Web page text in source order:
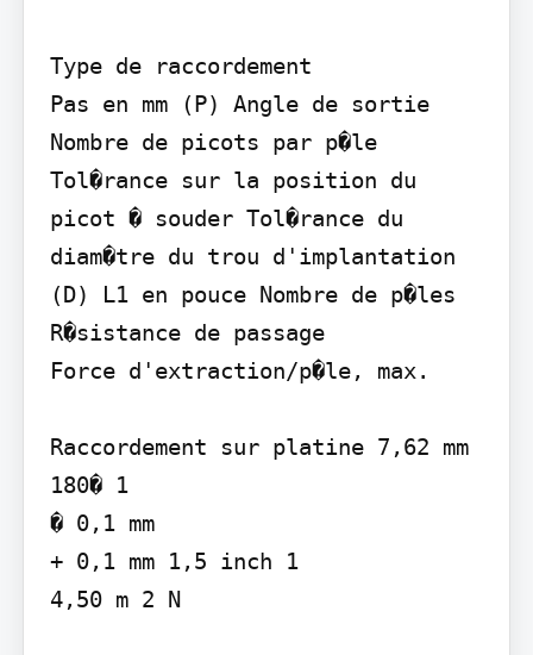
Type de raccordement
Pas en mm (P) Angle de sortie
Nombre de picots par p�le
Tol�rance sur la position du
picot � souder Tol�rance du
diam�tre du trou d'implantation
(D) L1 en pouce Nombre de p�les
R�sistance de passage
Force d'extraction/p�le, max.
Raccordement sur platine 7,62 mm
180� 1
� 0,1 mm
+ 0,1 mm 1,5 inch 1
4,50 m 2 N